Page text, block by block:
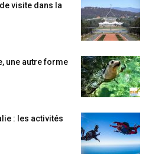
visite dans la
une autre forme
: les activités